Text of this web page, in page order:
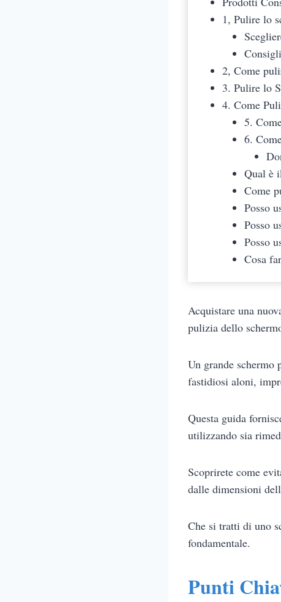
1, Pulire lo
2, Come
3. Pulire lo
4. Come
5.
6.
Qual è
Come
Posso
Posso
Posso
Cosa
Acquistare una
pulizia dello
Un grande
fastidiosi aloni,
Questa guida
utilizzando sia
Scoprirete come
dalle dimensioni
Che si tratti di uno
fondamentale.
Punti